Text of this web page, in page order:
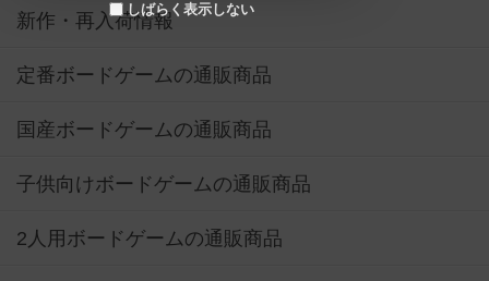
しばらく表示しない
新作・再入荷情報
定番ボードゲームの通販商品
国産ボードゲームの通販商品
子供向けボードゲームの通販商品
2人用ボードゲームの通販商品